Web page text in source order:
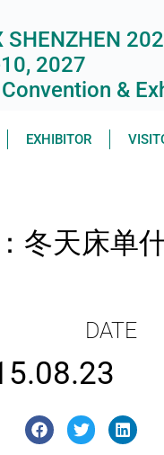
SHENZHEN
2027
&
EXHIBITOR
冬天床单
DATE